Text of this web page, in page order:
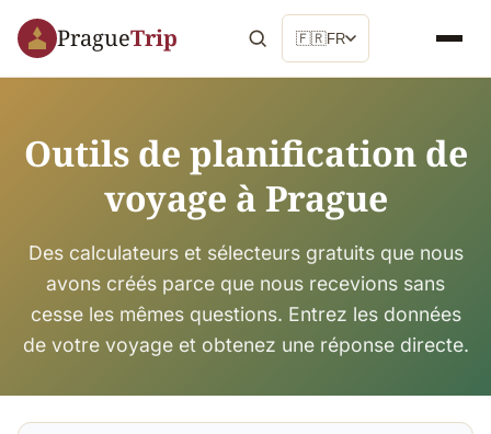
PragueTrip 🇫🇷FR
Outils de planification de
voyage à Prague
Des calculateurs et sélecteurs gratuits que nous
avons créés parce que nous recevions sans
cesse les mêmes questions. Entrez les données
de votre voyage et obtenez une réponse directe.